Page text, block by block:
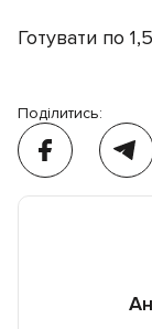
Готувати по
Поділитись: